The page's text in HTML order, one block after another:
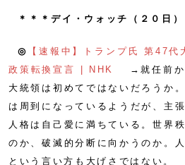
＊＊＊デイ・ウォッチ（２０日）
◎
【速報中】トランプ氏 第47
政策転換宣言 | NHK
→就任前か
大統領は初めてではないだろうか
は周到になっているようだが、主
人格は自己愛に満ちている。世界
のか、破滅的分断に向かうのか。
という言い方も大げさではない。